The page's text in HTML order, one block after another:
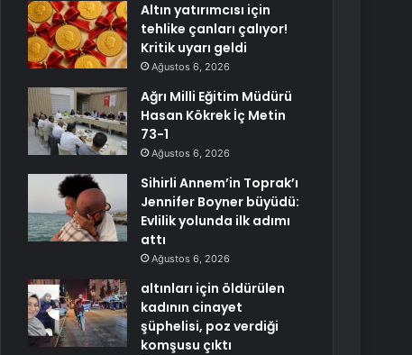
Altın yatırımcısı için
tehlike çanları çalıyor!
Kritik uyarı geldi
Ağustos 6, 2026
Ağrı Milli Eğitim Müdürü
Hasan Kökrek İç Metin
73-1
Ağustos 6, 2026
Sihirli Annem’in Toprak’ı
Jennifer Boyner büyüdü:
Evlilik yolunda ilk adımı
attı
Ağustos 6, 2026
altınları için öldürülen
kadının cinayet
şüphelisi, poz verdiği
komşusu çıktı